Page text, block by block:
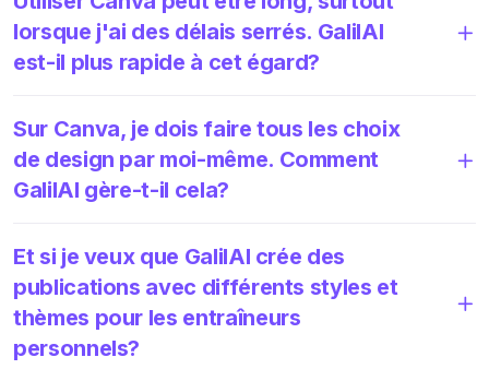
lorsque j'ai des délais serrés. GalilAI
est-il plus rapide à cet égard?
Sur Canva, je dois faire tous les choix
de design par moi-même. Comment
GalilAI gère-t-il cela?
Et si je veux que GalilAI crée des
publications avec différents styles et
thèmes pour les entraîneurs
personnels?